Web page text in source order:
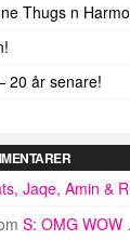
20 år senare!
Amin & Rosh: Chicken Teriyaki
S: OMG WOW Runway Bella kanske faktiskt släpper något snart